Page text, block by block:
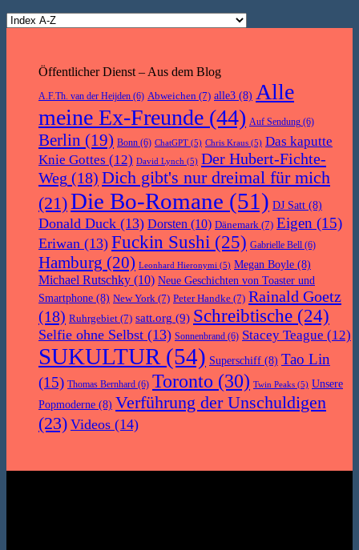
Öffentlicher Dienst – Aus dem Blog
A.F.Th. van der Heijden (6) Abweichen (7) alle3 (8) Alle
meine Ex-Freunde (44) Auf Sendung (6)
Berlin (19) Bonn (6) ChatGPT (5) Chris Kraus (5) Das kaputte
Knie Gottes (12) David Lynch (5) Der Hubert-Fichte-
Weg (18) Dich gibt's nur dreimal für mich
(21)Die Bo-Romane (51) DJ Satt (8)
Donald Duck (13) Dorsten (10) Dänemark (7) Eigen (15)
Eriwan (13) Fuckin Sushi (25) Gabrielle Bell (6)
Hamburg (20) Leonhard Hieronymi (5) Megan Boyle (8)
Michael Rutschky (10) Neue Geschichten von Toaster und
Smartphone (8) New York (7) Peter Handke (7) Rainald Goetz
(18) Ruhrgebiet (7) satt.org (9) Schreibtische (24)
Selfie ohne Selbst (13) Sonnenbrand (6) Stacey Teague (12)
SUKULTUR (54) Superschiff (8) Tao Lin
(15) Thomas Bernhard (6) Toronto (30) Twin Peaks (5) Unsere
Popmoderne (8) Verführung der Unschuldigen
(23) Videos (14)